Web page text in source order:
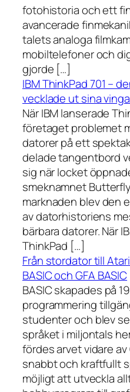
fotohistoria och ett
avancerade
talets analoga
mobiltelefoner och
gjorde […]
IBM ThinkPad 701 –
vecklade ut sina
När IBM lanserade
företaget problemet
datorer på ett
delade tangentbord
sig när locket
smeknamnet
marknaden blev den
av datorhistoriens
bärbara datorer. När
ThinkPad […]
Från stordator till
BASIC och GFA BASIC
BASIC skapades på
programmering
studenter och blev
språket i miljontals
fördes arvet vidare av
snabbt och kraftfullt
möjligt att utveckla